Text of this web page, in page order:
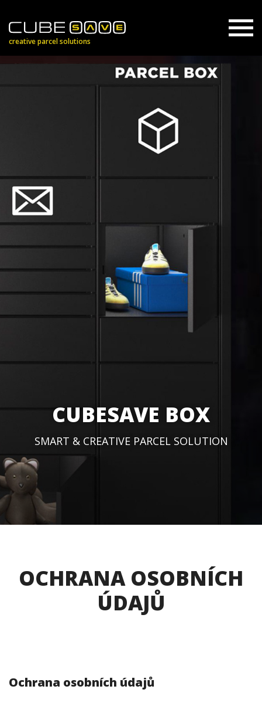
creative parcel solutions
CUBESAVE BOX
SMART & CREATIVE PARCEL SOLUTION
OCHRANA OSOBNÍCH
ÚDAJŮ
Ochrana osobních údajů